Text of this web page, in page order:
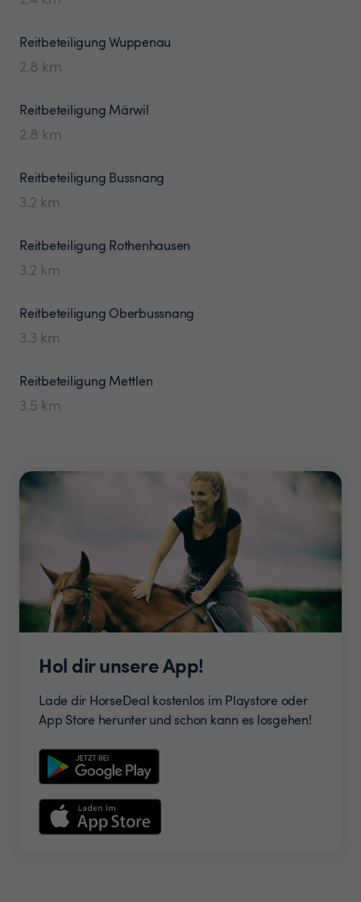
ReitbeteiligungWuppenau
2.8 km
Reitbeteiligung Märwil
2.8 km
Reitbeteiligung Bussnang
3.2 km
Reitbeteiligung Rothenhausen
3.2 km
Reitbeteiligung Oberbussnang
3.3 km
Reitbeteiligung Mettlen
3.5 km
Hol dir unsere App!
Lade dir HorseDeal kostenlos im Playstore oder
App Store herunter und schon kann es losgehen!